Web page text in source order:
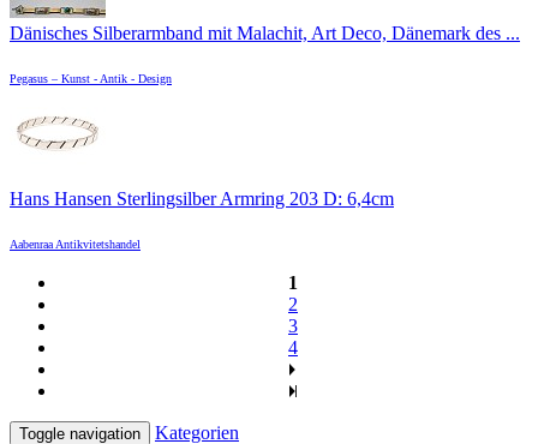
Dänisches Silberarmband mit Malachit, Art Deco, Dänemark des ...
Pegasus – Kunst - Antik - Design
Hans Hansen Sterlingsilber Armring 203 D: 6,4cm
Aabenraa Antikvitetshandel
1
2
3
4
Toggle navigation Kategorien